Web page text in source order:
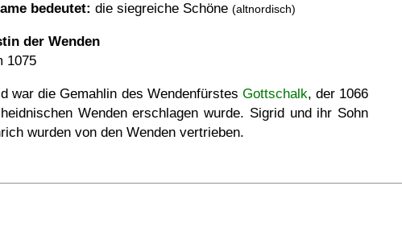
bedeutet: die siegreiche Schöne (altnordisch)
der Wenden
1075
war die Gemahlin des Wendenfürstes Gottschalk, der 1066
Wenden erschlagen wurde. Sigrid und ihr Sohn
wurden von den Wenden vertrieben.